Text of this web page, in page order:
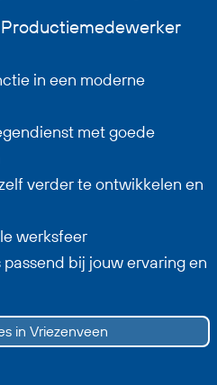
in een moderne
met goede
verder te ontwikkelen en
werksfeer
bij jouw ervaring en
in Vriezenveen